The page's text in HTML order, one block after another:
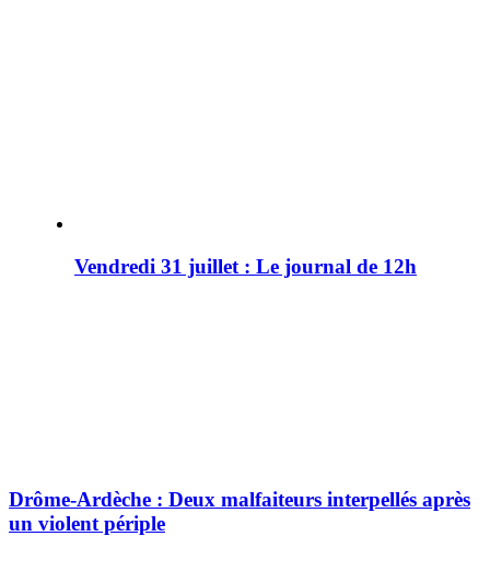
Vendredi 31 juillet : Le journal de 12h
Drôme-Ardèche : Deux malfaiteurs interpellés après
un violent périple